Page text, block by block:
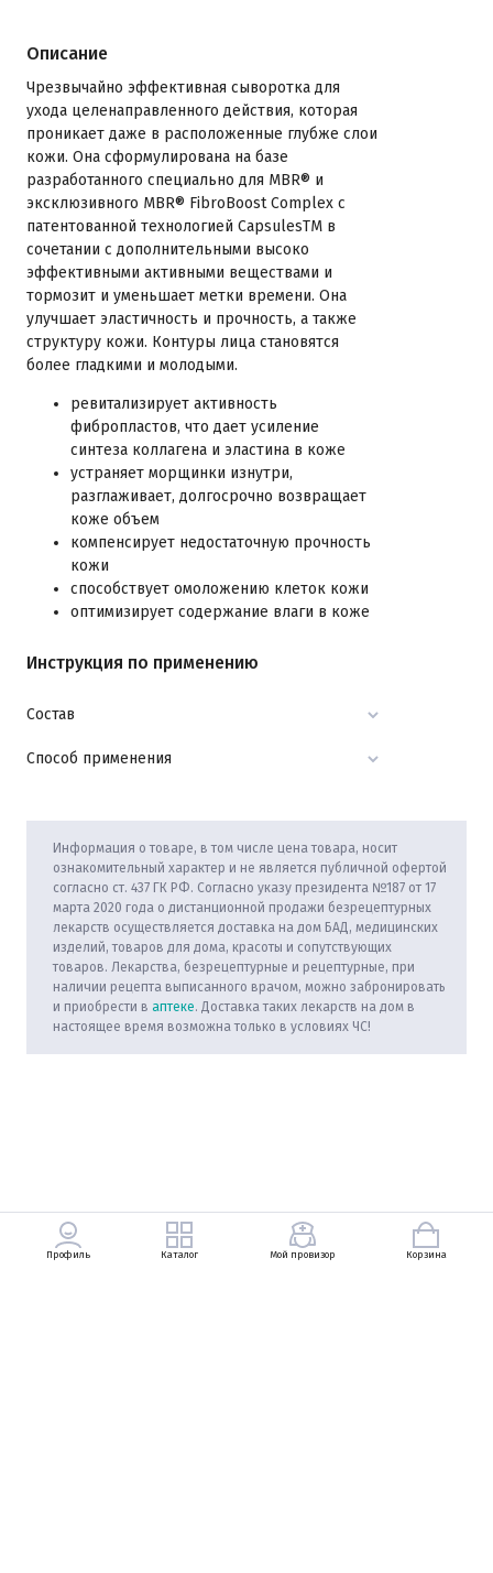
Описание
Чрезвычайно эффективная сыворотка для
ухода целенаправленного действия, которая
проникает даже в расположенные глубже слои
кожи. Она сформулирована на базе
разработанного специально для MBR® и
эксклюзивного MBR® FibroBoost Complex с
патентованной технологией CapsulesTM в
сочетании с дополнительными высоко
эффективными активными веществами и
тормозит и уменьшает метки времени. Она
улучшает эластичность и прочность, а также
структуру кожи. Контуры лица становятся
более гладкими и молодыми.
ревитализирует активность
фибропластов, что дает усиление
синтеза коллагена и эластина в коже
устраняет морщинки изнутри,
разглаживает, долгосрочно возвращает
коже объем
компенсирует недостаточную прочность
кожи
способствует омоложению клеток кожи
оптимизирует содержание влаги в коже
Инструкция по применению
Состав
Способ применения
Информация о товаре, в том числе цена товара, носит
ознакомительный характер и не является публичной офертой
согласно ст. 437 ГК РФ. Согласно указу президента №187 от 17
марта 2020 года о дистанционной продажи безрецептурных
лекарств осуществляется доставка на дом БАД, медицинских
изделий, товаров для дома, красоты и сопутствующих
товаров. Лекарства, безрецептурные и рецептурные, при
наличии рецепта выписанного врачом, можно забронировать
и приобрести в аптеке. Доставка таких лекарств на дом в
настоящее время возможна только в условиях ЧС!
Профиль Каталог Мой провизор Корзина